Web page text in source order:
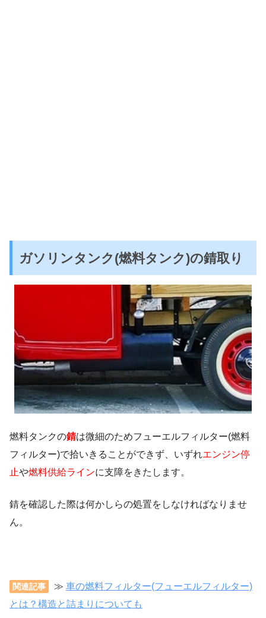
ガソリンタンク(燃料タンク)の錆取り
燃料タンクの錆は微細のためフューエルフィルター(燃料
フィルター)で拾いきることができず、いずれエンジン停
止や燃料供給ラインに支障をきたします。
錆を確認した際は何かしらの処置をしなければなりませ
ん。
関連記事 ≫ 車の燃料フィルター(フューエルフィルター)
とは？構造と詰まりについても